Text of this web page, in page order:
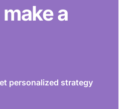
a
personalized strategy